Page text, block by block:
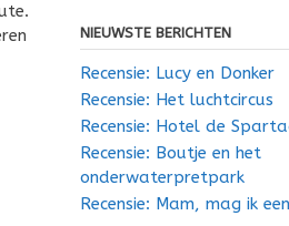
NIEUWSTE BERICHTEN
Recensie: Lucy en Donker
Recensie: Het luchtcircus
Recensie: Hotel de
Recensie: Boutje en het
onderwaterpretpark
Recensie: Mam, mag ik